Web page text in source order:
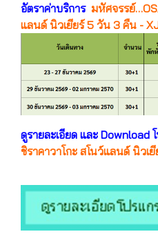
อัตราค่าบริการ มหัศจรรย์
แลนด์ นิวเยียร์ 5 วัน 3 คืน -
ดูรายละเอียด และ Download
ชิราคาวาโกะ สโนว์แลนด์ นิวเ